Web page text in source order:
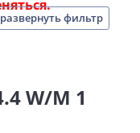
развернуть фильтр
W/M 1